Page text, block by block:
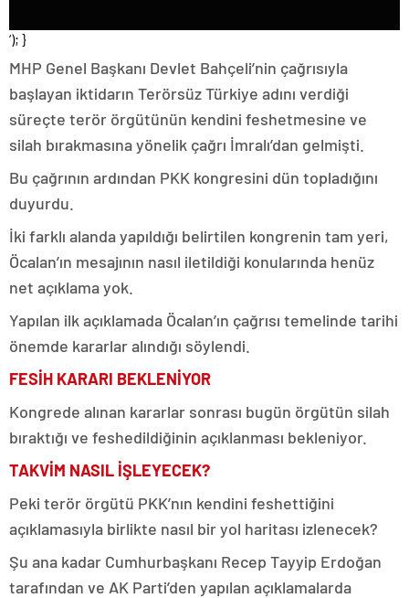
‘); }
MHP Genel Başkanı Devlet Bahçeli’nin çağrısıyla
başlayan iktidarın Terörsüz Türkiye adını verdiği
süreçte terör örgütünün kendini feshetmesine ve
silah bırakmasına yönelik çağrı İmralı’dan gelmişti.
Bu çağrının ardından PKK kongresini dün topladığını
duyurdu.
İki farklı alanda yapıldığı belirtilen kongrenin tam yeri,
Öcalan’ın mesajının nasıl iletildiği konularında henüz
net açıklama yok.
Yapılan ilk açıklamada Öcalan’ın çağrısı temelinde tarihi
önemde kararlar alındığı söylendi.
FESİH KARARI BEKLENİYOR
Kongrede alınan kararlar sonrası bugün örgütün silah
bıraktığı ve feshedildiğinin açıklanması bekleniyor.
TAKVİM NASIL İŞLEYECEK?
Peki terör örgütü PKK’nın kendini feshettiğini
açıklamasıyla birlikte nasıl bir yol haritası izlenecek?
Şu ana kadar Cumhurbaşkanı Recep Tayyip Erdoğan
tarafından ve AK Parti’den yapılan açıklamalarda